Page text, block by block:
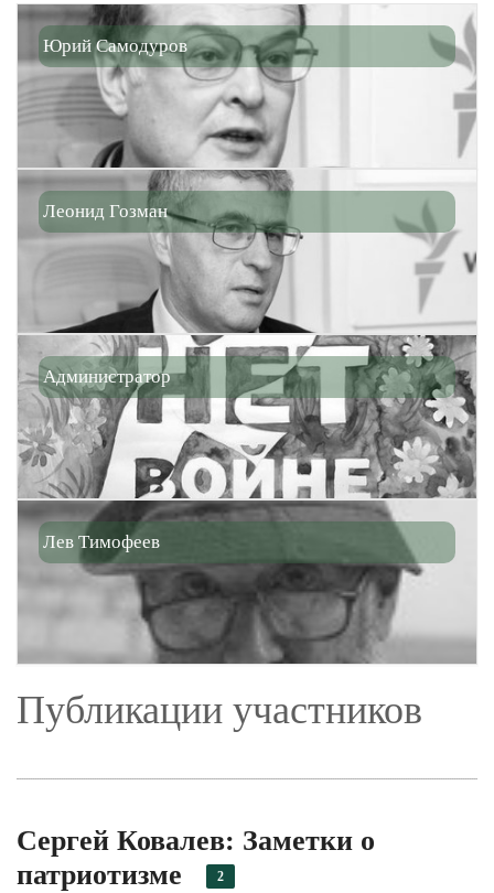
Юрий Самодуров
Леонид Гозман
Администратор
Лев Тимофеев
Публикации участников
Сергей Ковалев: Заметки о
патриотизме
2